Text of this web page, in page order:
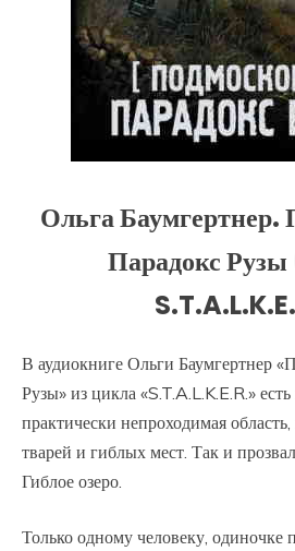
Ольга Баумгертнер.
Парадокс
В аудиокниге Ольги Баумгертнер
Рузы» из цикла «S.T.A.L.K.E.R.»
практически непроходимая
тварей и гиблых мест. Так и
Гиблое озеро.
Только одному человеку, одиночке